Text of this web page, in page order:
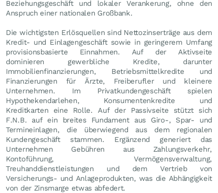
Beziehungsgeschäft und lokaler Verankerung, ohne den
Anspruch einer nationalen Großbank.
Die wichtigsten Erlösquellen sind Nettozinserträge aus dem
Kredit- und Einlagengeschäft sowie in geringerem Umfang
provisionsbasierte Einnahmen. Auf der Aktivseite
dominieren gewerbliche Kredite, darunter
Immobilienfinanzierungen, Betriebsmittelkredite und
Finanzierungen für Ärzte, Freiberufler und kleinere
Unternehmen. Im Privatkundengeschäft spielen
Hypothekendarlehen, Konsumentenkredite und
Kreditkarten eine Rolle. Auf der Passivseite stützt sich
F.N.B. auf ein breites Fundament aus Giro-, Spar- und
Termineinlagen, die überwiegend aus dem regionalen
Kundengeschäft stammen. Ergänzend generiert das
Unternehmen Gebühren aus Zahlungsverkehr,
Kontoführung, Vermögensverwaltung,
Treuhanddienstleistungen und dem Vertrieb von
Versicherungs- und Anlageprodukten, was die Abhängigkeit
von der Zinsmarge etwas abfedert.